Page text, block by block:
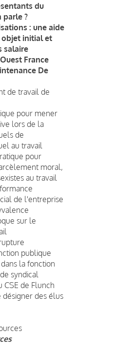
du
parle ?
: une aide
objet initial et
salaire
France
De
de travail de
pour mener
lors de la
de
au travail
pour
moral,
au travail
de l'entreprise
sur le
publique
la fonction
syndical
CSE de Flunch
des élus